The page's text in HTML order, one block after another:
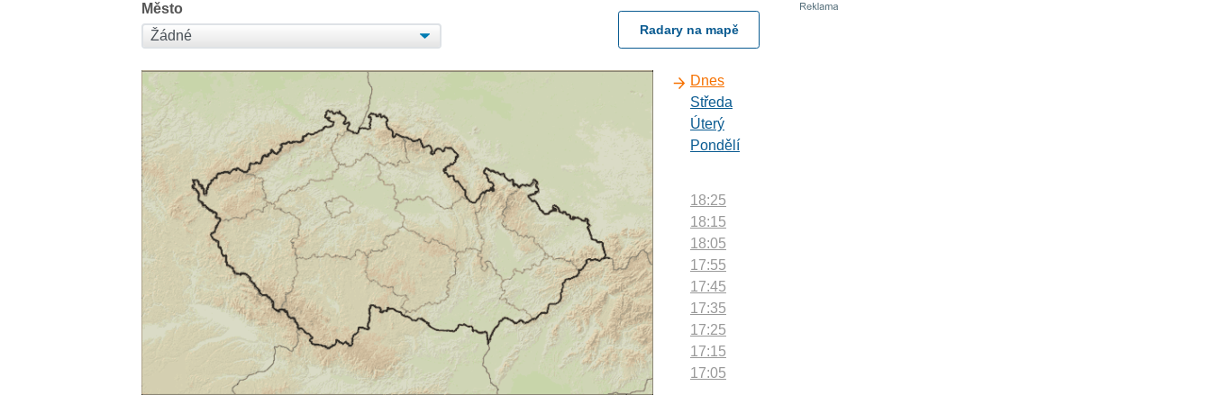
Město
Radary na mapě
Dnes
Středa
Úterý
Pondělí
18:25
18:15
18:05
17:55
17:45
17:35
17:25
17:15
17:05